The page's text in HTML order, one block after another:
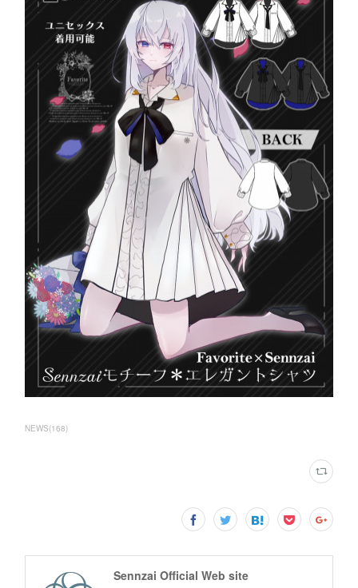
NEWS(168)
Sennzai Official Web site